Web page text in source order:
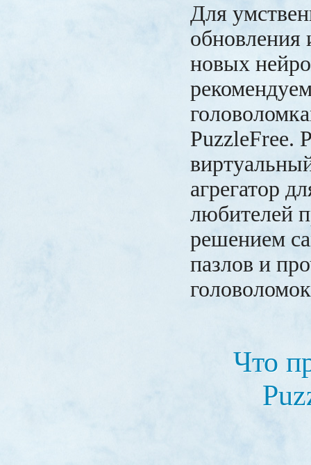
Для
обновления
новых
PuzzleFree.
агрегатор
любителей
решением
пазлов и
Что